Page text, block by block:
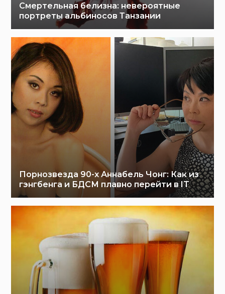
Смертельная белизна: невероятные
портреты альбиносов Танзании
Порнозвезда 90-х Аннабель Чонг: Как из
гэнгбенга и БДСМ плавно перейти в IT